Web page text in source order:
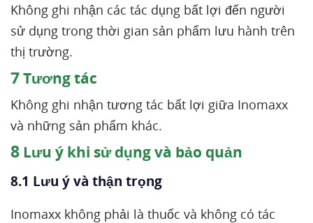
Không ghi nhận các tác dụng bất lợi đến người
sử dụng trong thời gian sản phẩm lưu hành trên
thị trường.
7Tương tác
Không ghi nhận tương tác bất lợi giữa Inomaxx
và những sản phẩm khác.
8 Lưu ý khi sử dụng và bảo quản
8.1 Lưu ý và thận trọng
Inomaxx không phải là thuốc và không có tác